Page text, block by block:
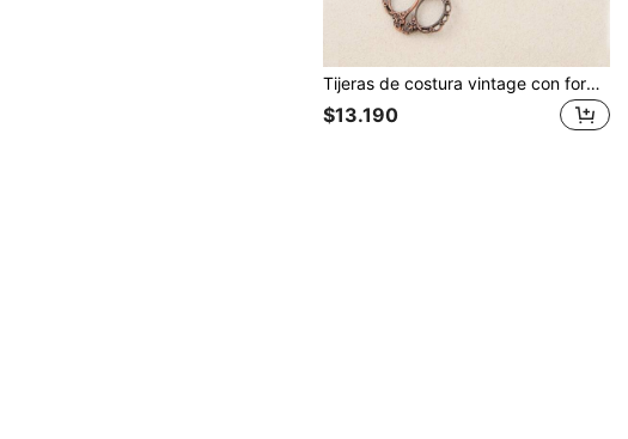
Tijeras de costura vintage con forma de pétalo de 4,7", cizallas afiladas para tela, manualidades, hilo, herramientas DIY, cejas, nariz y recorte de barba, acero inoxidable
$13.190